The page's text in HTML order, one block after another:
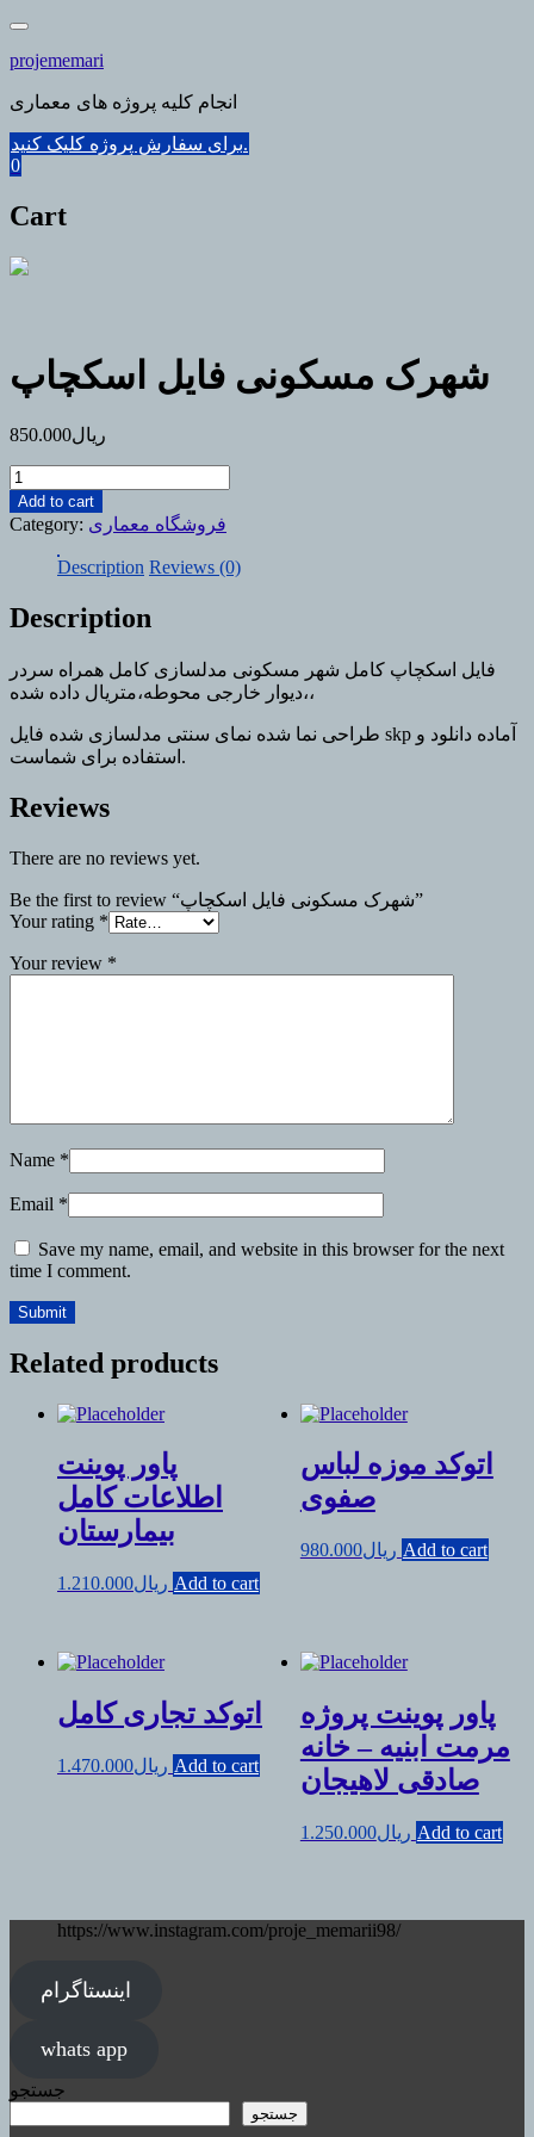
Skip
content
projememari
انجام کلیه پروژه های معماری
برای سفارش پروژه کلیک کنید.
0
Cart
شهرک مسکونی فایل اسکچاپ
ریال850.000
شهرک
مسکونی
فایل
quantity
Add to cart
Category: فروشگاه معماری
Description Reviews (0)
Description
فایل اسکچاپ کامل شهر مسکونی مدلسازی کامل همراه سردر
،دیوار خارجی محوطه،متریال داده شده،
طراحی نما شده نمای سنتی مدلسازی شده فایل skp آماده دانلود و
استفاده برای شماست.
Reviews
There are no reviews yet.
Be the first to review “شهرک مسکونی فایل اسکچاپ”
Your rating *
Your review *
Name *
Email *
Save my name, email, and website in this browser for the next
time I comment.
Related products
پاور پوینت
اطلاعات کامل
بیمارستان
ریال1.210.000 Add to cart
اتوکد موزه لباس
صفوی
ریال980.000 Add to cart
اتوکد تجاری کامل
ریال1.470.000 Add to cart
پاور پوینت پروژه
مرمت ابنیه – خانه
صادقی لاهیجان
ریال1.250.000 Add to cart
https://www.instagram.com/proje_memarii98/
اینستاگرام
whats app
جستجو
جستجو